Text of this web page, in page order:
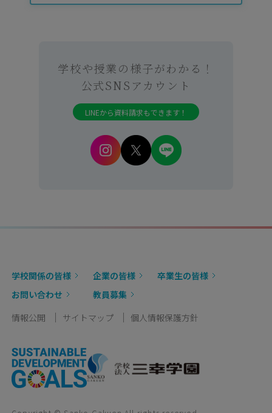
学校や授業の様子がわかる！
公式SNSアカウント
LINEから資料請求もできます！
学校関係の皆様 企業の皆様
卒業生の皆様
お問い合わせ
教員募集
情報公開
サイトマップ 個人情報保護方針